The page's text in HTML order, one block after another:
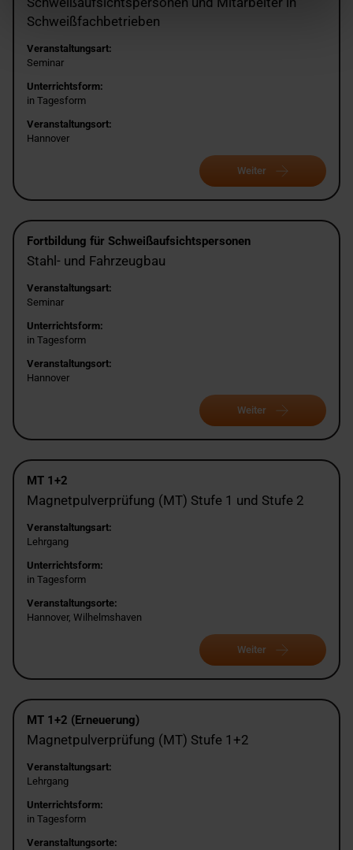
Schweißfachbetrieben
Veranstaltungsart:
Seminar
Unterrichtsform:
in Tagesform
Veranstaltungsort:
Hannover
Weiter
Fortbildung für Schweißaufsichtspersonen
Stahl- und Fahrzeugbau
Veranstaltungsart:
Seminar
Unterrichtsform:
in Tagesform
Veranstaltungsort:
Hannover
Weiter
MT 1+2
Magnetpulverprüfung (MT) Stufe 1 und Stufe 2
Veranstaltungsart:
Lehrgang
Unterrichtsform:
in Tagesform
Veranstaltungsorte:
Hannover, Wilhelmshaven
Weiter
MT 1+2 (Erneuerung)
Magnetpulverprüfung (MT) Stufe 1+2
Veranstaltungsart:
Lehrgang
Unterrichtsform:
in Tagesform
Veranstaltungsorte: